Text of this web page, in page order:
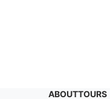
ABOUTTOURS